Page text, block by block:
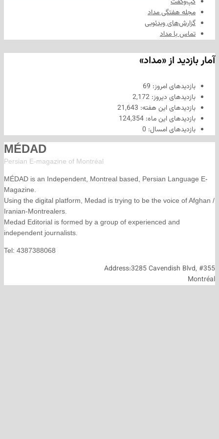
مداد
ویدئویی
مداد
از «مداد»
امروز:69
دیروز:2,172
این هفته:21,643
این ماه:124,354
امسال:0
MÉDAD
Persian E-magazine of Montr
MÉDAD is an Independent, Montreal based, Persian
Using the digital platform, Medad is trying to be the
Iranian-Montrealers.
Medad Editorial is formed by a group of experienced and
independent journalists.
Tel: 4387388068
Address:3285